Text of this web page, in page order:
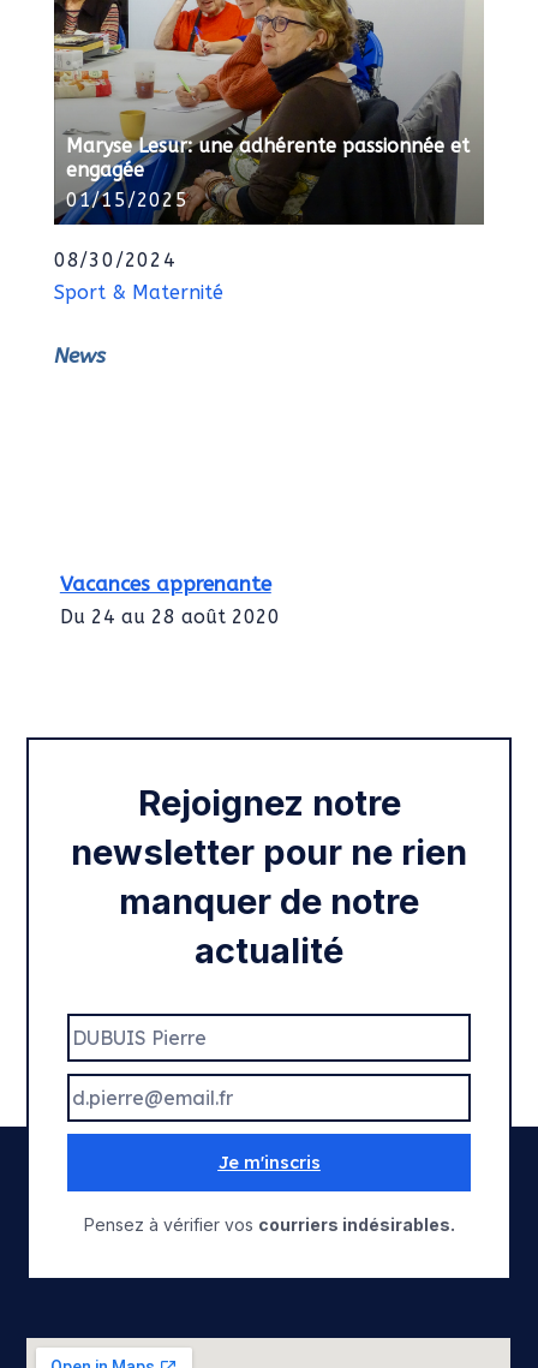
Maryse Lesur: une adhérente passionnée et
engagée
01/15/2025
08/30/2024
Sport & Maternité
News
Vacances apprenante
Du 24 au 28 août 2020
Rejoignez notre
newsletter pour ne rien
manquer de notre
actualité
Je m'inscris
Pensez à vérifier vos courriers indésirables.